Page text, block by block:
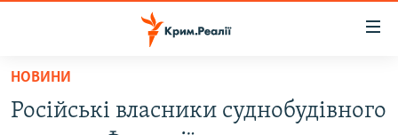
Перейти
основного
НОВИНИ
Російські власники суднобудівного